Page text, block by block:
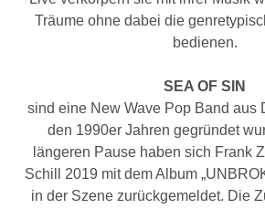
Träume ohne dabei die
bedienen.
SEA OF SIN
sind eine New Wave Pop Band aus
den 1990er Jahren gegründet
längeren Pause haben sich Frank
Schill 2019 mit dem Album
in der Szene zurückgemeldet. Die